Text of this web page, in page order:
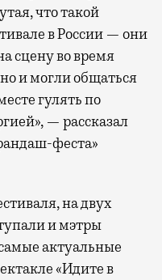
что такой
в России — они
сцену во время
и могли общаться
гулять по
— рассказал
феста»
на двух
и мэтры
актуальные
«Идите в